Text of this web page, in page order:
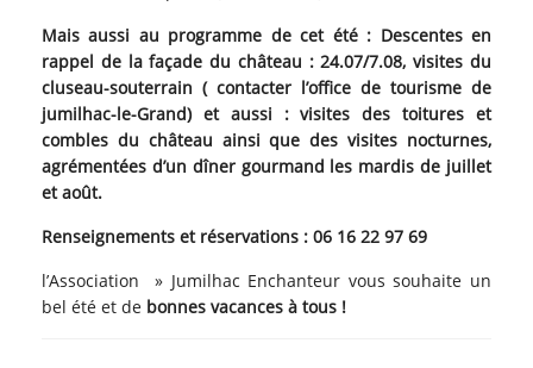
Mais aussi au programme de cet été : Descentes en
rappel de la façade du château : 24.07/7.08, visites du
cluseau-souterrain ( contacter l’office de tourisme de
jumilhac-le-Grand) et aussi : visites des toitures et
combles du château ainsi que des visites nocturnes,
agrémentées d’un dîner gourmand les mardis de juillet
et août.
Renseignements et réservations : 06 16 22 97 69
l’Association » Jumilhac Enchanteur vous souhaite un
bel été et de bonnes vacances à tous !